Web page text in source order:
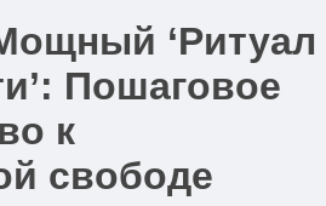
‘Ритуал
Пошаговое
к
свободе